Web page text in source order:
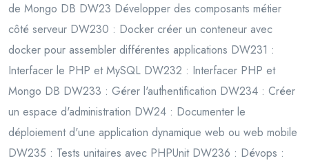
de Mongo DB DW23 Développer des composants métier
côté serveur DW230 : Docker créer un conteneur avec
docker pour assembler différentes applications DW231 :
Interfacer le PHP et MySQL DW232 : Interfacer PHP et
Mongo DB DW233 : Gérer l'authentification DW234 : Créer
un espace d'administration DW24 : Documenter le
déploiement d'une application dynamique web ou web mobile
DW235 : Tests unitaires avec PHPUnit DW236 : Dévops :